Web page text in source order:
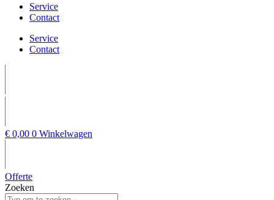
Service
Contact
Service
Contact
€ 0,00 0 Winkelwagen
Offerte
Zoeken